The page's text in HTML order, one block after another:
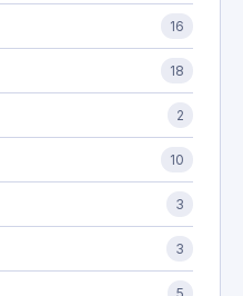
16
18
2
10
3
3